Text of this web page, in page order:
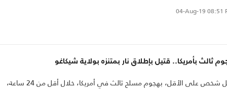
أن ترديه الشرطة قتيلًا.
04-Aug-19 08:51
ثالث بأمريكا.. قتيل بإطلاق نار بمتنزه بولاية شيكاغو
قتل شخص على الأقل، بهجوم مسلح ثالث في أمريكا، خلال أقل من 24 ساعة،